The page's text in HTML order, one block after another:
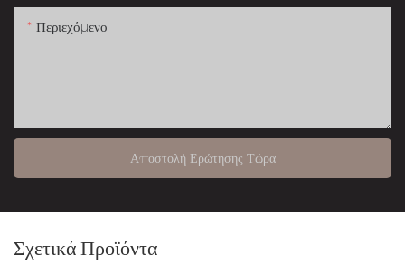
Περιεχόμενο
Αποστολή Ερώτησης Τώρα
Σχετικά Προϊόντα